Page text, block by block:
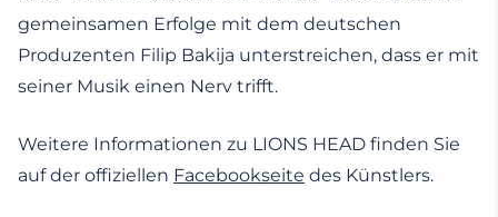
gemeinsamen Erfolge mit dem deutschen
Produzenten Filip Bakija unterstreichen, dass er mit
seiner Musik einen Nerv trifft.
Weitere Informationen zu LIONS HEAD finden Sie
auf der offiziellen Facebookseite des Künstlers.